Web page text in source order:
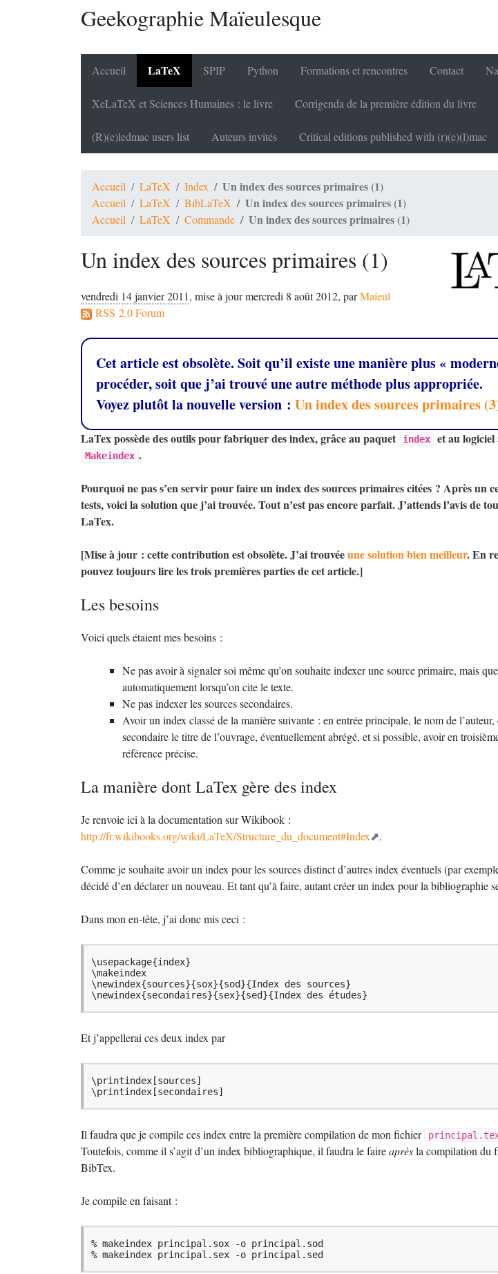
Geekographie Maïeulesque
Accueil LaTeX SPIP Python Formations et rencontres Contact
XeLaTeX et Sciences Humaines : le livre Corrigenda de la première édition du livre
(R)(e)ledmac users list Auteurs invités Critical editions published with (r)(e)(l)mac
Accueil LaTeX Index Un index des sources primaires (1)
Accueil LaTeX BibLaTeX Un index des sources primaires (1)
Accueil LaTeX Commande Un index des sources primaires (1)
Un index des sources primaires (1)
vendredi 14 janvier 2011, mise à jour mercredi 8 août 2012, parMaïeul
RSS 2.0 Forum
Cet article est obsolète. Soit qu’il existe une manière plus «
procéder, soit que j’ai trouvé une autre méthode plus appropriée.
Voyez plutôt la nouvelle version : Un index des sources primaires
LaTex possède des outils pour fabriquer des index, grâce au paquet index et au
Makeindex .
Pourquoi ne pas s’en servir pour faire un index des sources primaires citées ? Après un
tests, voici la solution que j’ai trouvée. Tout n’est pas encore parfait. J’attends l’avis de
LaTex.
[Mise à jour : cette contribution est obsolète. J’ai trouvéeune solution bien meilleur. En
pouvez toujours lire les trois premières parties de cet article.]
Les besoins
Voici quels étaient mes besoins :
Ne pas avoir à signaler soi même qu’on souhaite indexer une source primaire, mais
automatiquement lorsqu’on cite le texte.
Ne pas indexer les sources secondaires.
Avoir un index classé de la manière suivante : en entrée principale, le nom de l’auteur,
secondaire le titre de l’ouvrage, éventuellement abrégé, et si possible, avoir en
référence précise.
La manière dont LaTex gère des index
Je renvoie ici à la documentation sur Wikibook :
http://fr.wikibooks.org/wiki/LaTeX/Structure_du_document#Index
.
Comme je souhaite avoir un index pour les sources distinct d’autres index éventuels (par
décidé d’en déclarer un nouveau. Et tant qu’à faire, autant créer un index pour la bibliographie
Dans mon en-tête, j’ai donc mis ceci :
\usepackage{index}
\makeindex
\newindex{sources}{sox}{sod}{Index des sources}
\newindex{secondaires}{sex}{sed}{Index des études}
Et j’appellerai ces deux index par
\printindex[sources]
\printindex[secondaires]
Il faudra que je compile ces index entre la première compilation de mon fichier
Toutefois, comme il s’agit d’un index bibliographique, il faudra le faireaprèsla compilation du
BibTex.
Je compile en faisant :
% makeindex principal.sox -o principal.sod
% makeindex principal.sex -o principal.sed